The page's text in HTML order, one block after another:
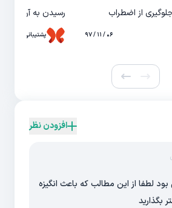
از اضطراب
۰۶ / ۱۱ / ۹۷
رسیدن به آرامش
پشتیبانی حال
افزودن نظر
لطفا از این مطالب که باعث انگیزه
بگذارید